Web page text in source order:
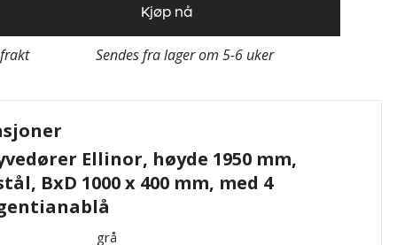
Kjøp nå
Sendes fra lager om 5-6 uker
Ellinor, høyde 1950 mm,
BxD 1000 x 400 mm, med 4
grå